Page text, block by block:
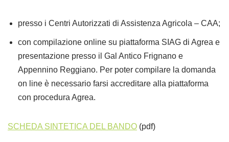
presso i Centri Autorizzati di Assistenza Agricola – CAA;
con compilazione online su piattaforma SIAG di Agrea e
presentazione presso il Gal Antico Frignano e
Appennino Reggiano. Per poter compilare la domanda
on line è necessario farsi accreditare alla piattaforma
con procedura Agrea.
SCHEDA SINTETICA DEL BANDO (pdf)